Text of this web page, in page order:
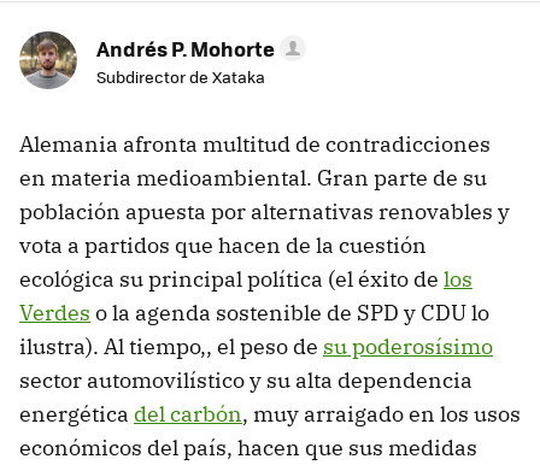
Andrés P. Mohorte
Subdirector de Xataka
Alemania afronta multitud de contradicciones
en materia medioambiental. Gran parte de su
población apuesta por alternativas renovables y
vota a partidos que hacen de la cuestión
ecológica su principal política (el éxito de los
Verdes o la agenda sostenible de SPD y CDU lo
ilustra). Al tiempo,, el peso de su poderosísimo
sector automovilístico y su alta dependencia
energética del carbón, muy arraigado en los usos
económicos del país, hacen que sus medidas